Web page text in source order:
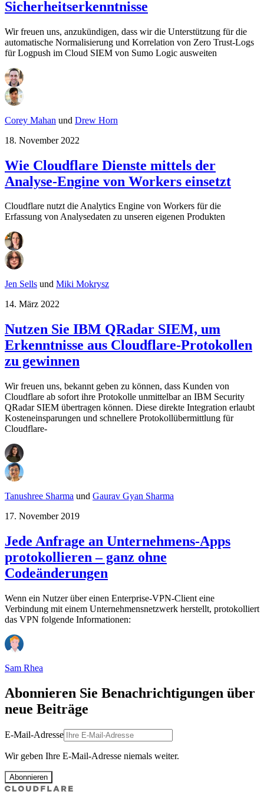
Sicherheitserkenntnisse
Wir freuen uns, anzukündigen, dass wir die Unterstützung für die
automatische Normalisierung und Korrelation von Zero Trust-Logs
für Logpush im Cloud SIEM von Sumo Logic ausweiten
Corey Mahan und Drew Horn
18. November 2022
Wie Cloudflare Dienste mittels der
Analyse-Engine von Workers einsetzt
Cloudflare nutzt die Analytics Engine von Workers für die
Erfassung von Analysedaten zu unseren eigenen Produkten
Jen Sells und Miki Mokrysz
14. März 2022
Nutzen Sie IBM QRadar SIEM, um
Erkenntnisse aus Cloudflare-Protokollen
zu gewinnen
Wir freuen uns, bekannt geben zu können, dass Kunden von
Cloudflare ab sofort ihre Protokolle unmittelbar an IBM Security
QRadar SIEM übertragen können. Diese direkte Integration erlaubt
Kosteneinsparungen und schnellere Protokollübermittlung für
Cloudflare-
Tanushree Sharma und Gaurav Gyan Sharma
17. November 2019
Jede Anfrage an Unternehmens-Apps
protokollieren – ganz ohne
Codeänderungen
Wenn ein Nutzer über einen Enterprise-VPN-Client eine
Verbindung mit einem Unternehmensnetzwerk herstellt, protokolliert
das VPN folgende Informationen:
Sam Rhea
Abonnieren Sie Benachrichtigungen über
neue Beiträge
E-Mail-Adresse
Wir geben Ihre E-Mail-Adresse niemals weiter.
Abonnieren